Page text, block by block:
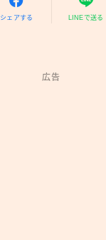
シェアする LINEで送る
広告